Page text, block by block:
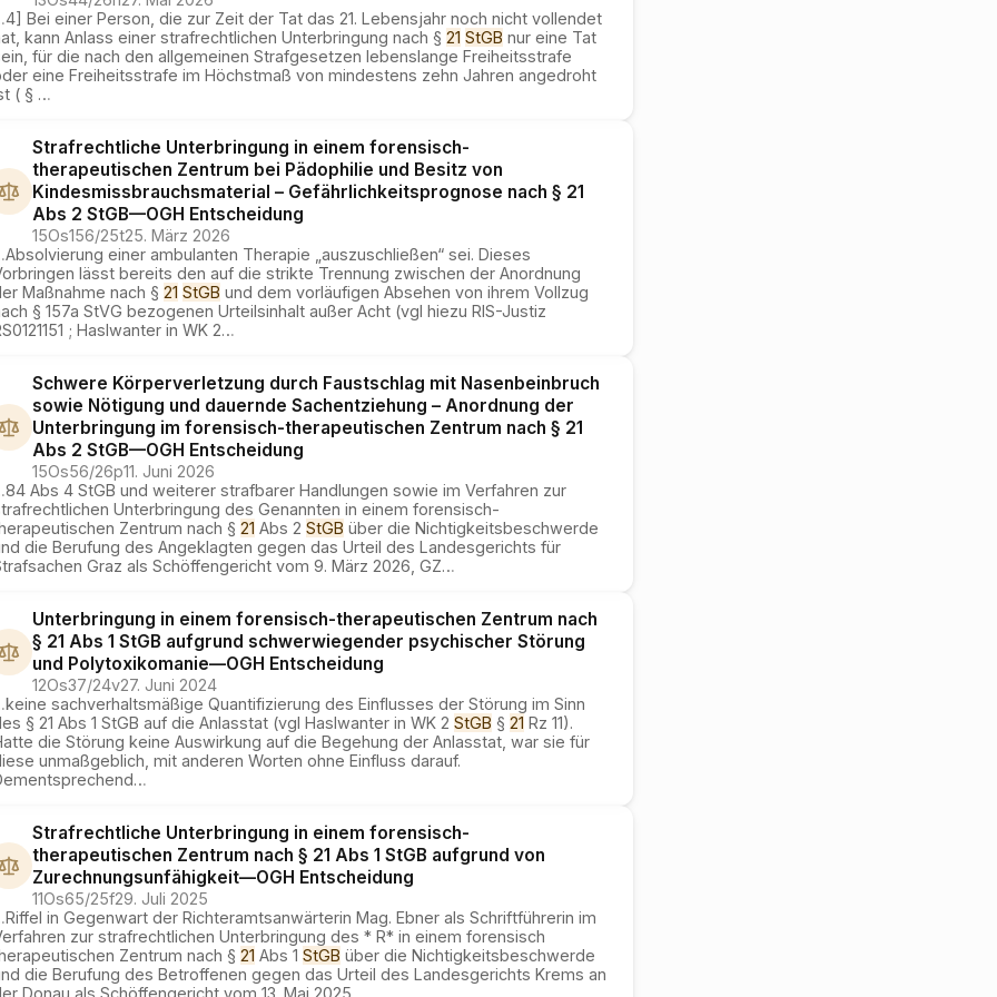
4] Bei einer Person, die zur Zeit der Tat das 21. Lebensjahr noch nicht vollendet
kann Anlass einer strafrechtlichen Unterbringung nach § 21 StGB nur eine Tat
für die nach den allgemeinen Strafgesetzen lebenslange Freiheitsstrafe
eine Freiheitsstrafe im Höchstmaß von mindestens zehn Jahren angedroht
( § …
Strafrechtliche Unterbringung in einem forensisch-
therapeutischen Zentrum bei Pädophilie und Besitz von
Kindesmissbrauchsmaterial – Gefährlichkeitsprognose nach § 21
Abs 2 StGB—OGH Entscheidung
15Os156/25t25. März 2026
Absolvierung einer ambulanten Therapie „auszuschließen“ sei. Dieses
lässt bereits den auf die strikte Trennung zwischen der Anordnung
Maßnahme nach § 21 StGB und dem vorläufigen Absehen von ihrem Vollzug
§ 157a StVG bezogenen Urteilsinhalt außer Acht (vgl hiezu RIS-Justiz
; Haslwanter in WK 2…
Schwere Körperverletzung durch Faustschlag mit Nasenbeinbruch
sowie Nötigung und dauernde Sachentziehung – Anordnung der
Unterbringung im forensisch-therapeutischen Zentrum nach § 21
Abs 2 StGB—OGH Entscheidung
15Os56/26p11. Juni 2026
84 Abs 4 StGB und weiterer strafbarer Handlungen sowie im Verfahren zur
Unterbringung des Genannten in einem forensisch-
Zentrum nach § 21 Abs 2 StGB über die Nichtigkeitsbeschwerde
die Berufung des Angeklagten gegen das Urteil des Landesgerichts für
Graz als Schöffengericht vom 9. März 2026, GZ…
Unterbringung in einem forensisch-therapeutischen Zentrum nach
§ 21 Abs 1 StGB aufgrund schwerwiegender psychischer Störung
und Polytoxikomanie—OGH Entscheidung
12Os37/24v27. Juni 2024
keine sachverhaltsmäßige Quantifizierung des Einflusses der Störung im Sinn
§ 21 Abs 1 StGB auf die Anlasstat (vgl Haslwanter in WK 2 StGB § 21 Rz 11).
die Störung keine Auswirkung auf die Begehung der Anlasstat, war sie für
unmaßgeblich, mit anderen Worten ohne Einfluss darauf.
…
Strafrechtliche Unterbringung in einem forensisch-
therapeutischen Zentrum nach § 21 Abs 1 StGB aufgrund von
Zurechnungsunfähigkeit—OGH Entscheidung
11Os65/25f29. Juli 2025
Riffel in Gegenwart der Richteramtsanwärterin Mag. Ebner als Schriftführerin im
zur strafrechtlichen Unterbringung des * R* in einem forensisch
Zentrum nach § 21 Abs 1 StGB über die Nichtigkeitsbeschwerde
die Berufung des Betroffenen gegen das Urteil des Landesgerichts Krems an
Donau als Schöffengericht vom 13. Mai 2025